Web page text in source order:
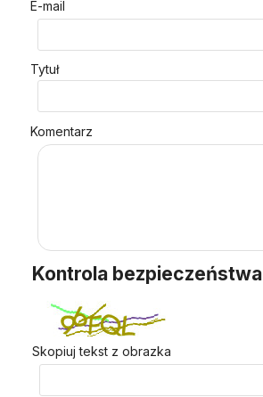
E-mail
Tytuł
Komentarz
Kontrola bezpieczeństwa
Skopiuj tekst z obrazka